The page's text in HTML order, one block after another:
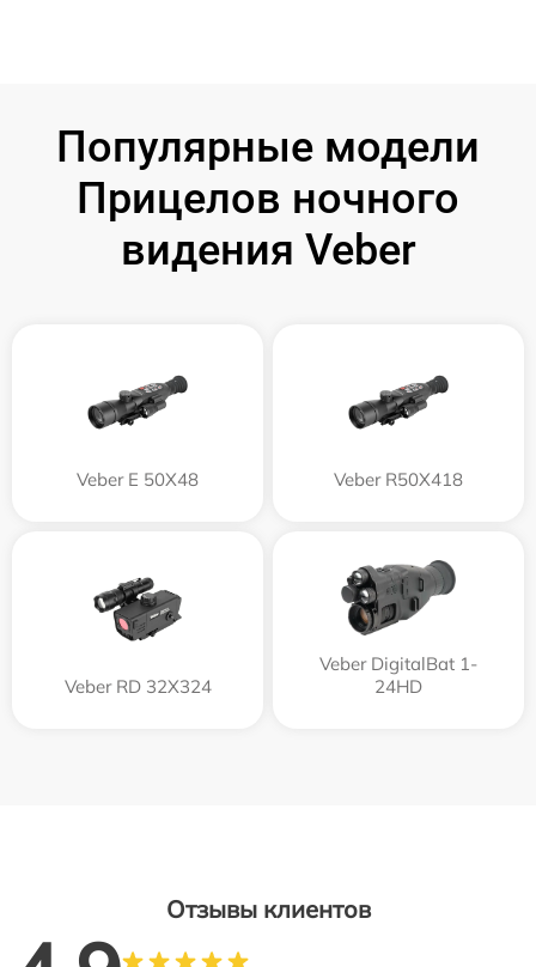
Популярные модели
Прицелов ночного
видения Veber
Veber E 50X48 Veber R50X418
Veber RD 32X324
Veber DigitalBat 1-
24HD
Отзывы клиентов